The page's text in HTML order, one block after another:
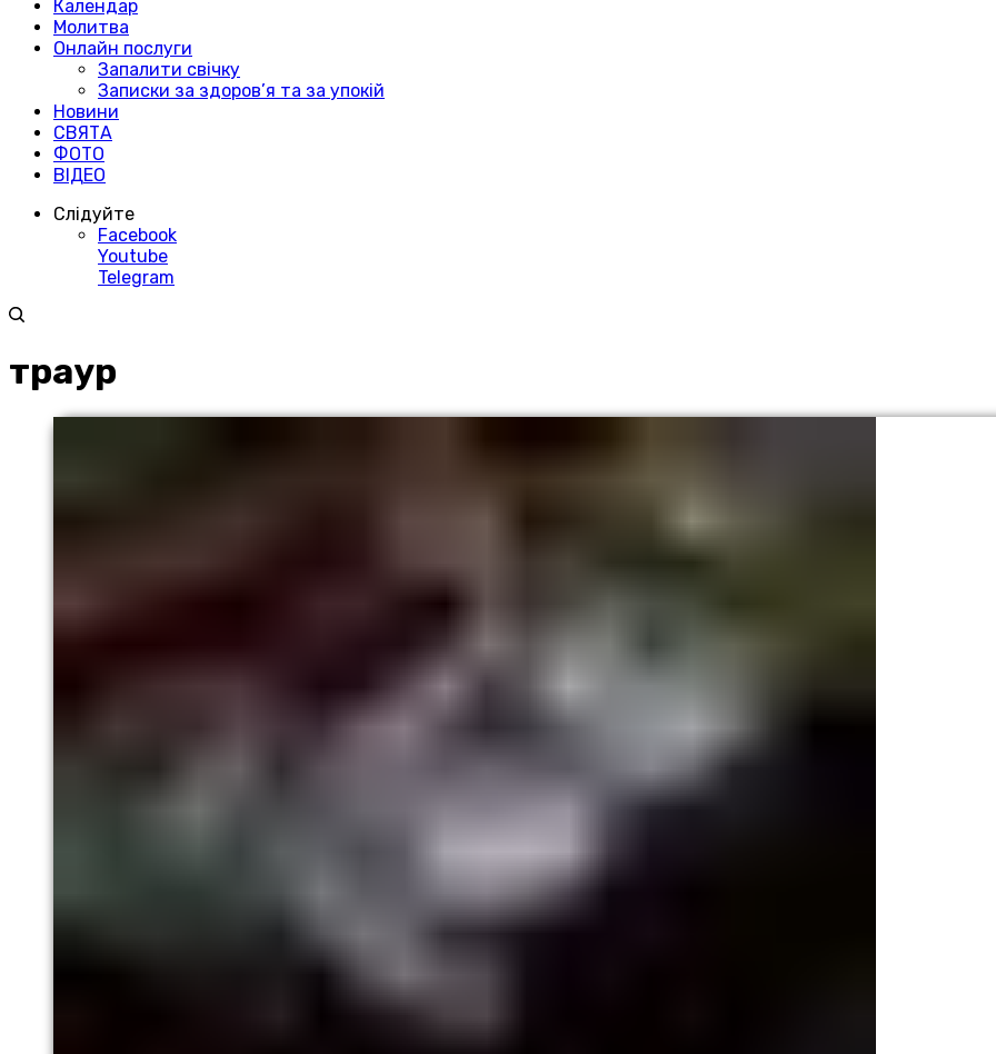
Календар
Молитва
Онлайн послуги
Запалити свічку
Записки за здоров’я та за упокій
Новини
СВЯТА
ФОТО
ВІДЕО
Слідуйте
Facebook
Youtube
Telegram
траур